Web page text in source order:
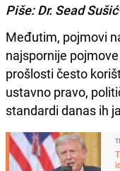
Piše: Dr. Sead
Međutim, pojmovi
najspornije
prošlosti često
ustavno pravo,
standardi danas ih